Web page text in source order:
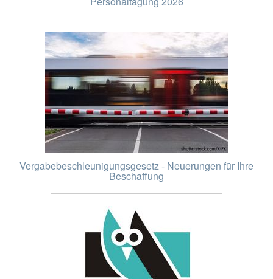
Vergabebeschleunigungsgesetz - Neuerungen für Ihre
Beschaffung